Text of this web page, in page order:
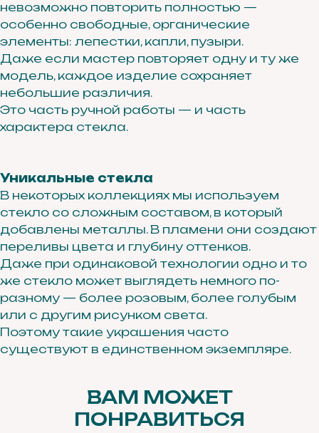
невозможно повторить полностью —
особенно свободные, органические
элементы: лепестки, капли, пузыри.
Даже если мастер повторяет одну и ту же
модель, каждое изделие сохраняет
небольшие различия.
Это часть ручной работы — и часть
характера стекла.
Уникальные стекла
В некоторых коллекциях мы используем
стекло со сложным составом, в который
добавлены металлы. В пламени они создают
переливы цвета и глубину оттенков.
Даже при одинаковой технологии одно и то
же стекло может выглядеть немного по-
разному — более розовым, более голубым
или с другим рисунком света.
Поэтому такие украшения часто
существуют в единственном экземпляре.
ВАМ МОЖЕТ
ПОНРАВИТЬСЯ
Остались вопросы,
свяжитесь с нами:
Браслеты
Шейные украшения
Каффы
Серьги
Каталог
Аксессуары
О нас
Подарочный сертификат
Рекомендации по уходу
+7 (983) 414-81-87
ПОДПИСАТЬСЯ
Нажимая кнопку «подписаться», вы соглашаетесь с
политикой обработки персональных данных.